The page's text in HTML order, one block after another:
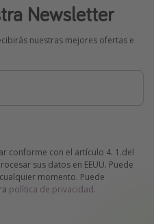
Newsletter
nuestras mejores ofertas e
conforme con el artículo 4. 1.del
sus datos en EEUU. Puede
momento. Puede
política de privacidad.